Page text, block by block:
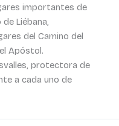
importantes de
Liébana,
del Camino del
Apóstol.
protectora de
a cada uno de